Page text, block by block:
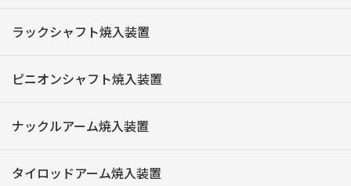
ラックシャフト焼入装置
ピニオンシャフト焼入装置
ナックルアーム焼入装置
タイロッドアーム焼入装置